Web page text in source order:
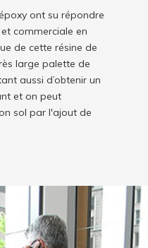
ont su répondre
commerciale en
de cette résine de
large palette de
aussi d’obtenir un
et on peut
sol par l'ajout de